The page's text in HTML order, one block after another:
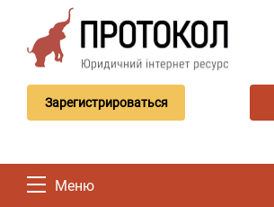
Зарегистрироваться
Меню